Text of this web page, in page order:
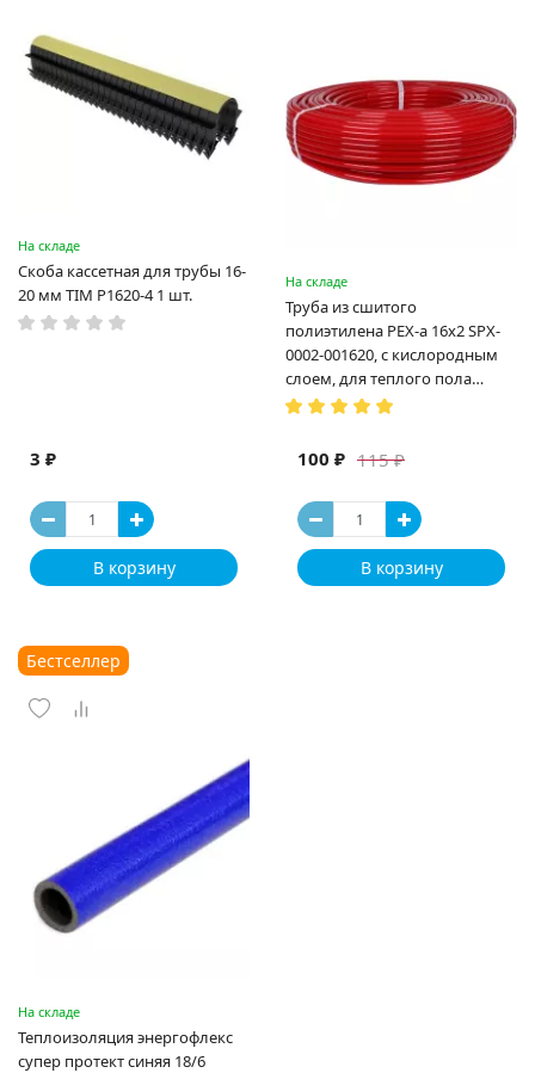
На складе
Скоба кассетная для трубы 16-
20 мм TIM P1620-4 1 шт.
3 ₽
В корзину
На складе
Труба из сшитого
полиэтилена PEX-a 16х2 SPX-
0002-001620, с кислородным
слоем, для теплого пола
(Испания)
115 ₽
100 ₽
В корзину
Бестселлер
На складе
Теплоизоляция энергофлекс
супер протект синяя 18/6